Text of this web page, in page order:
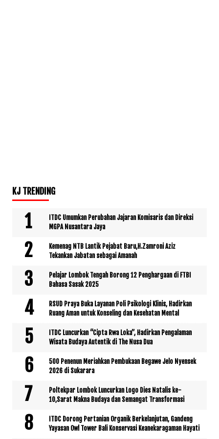
KJ TRENDING
ITDC Umumkan Perubahan Jajaran Komisaris dan Direksi
MGPA Nusantara Jaya
Kemenag NTB Lantik Pejabat Baru,H.Zamroni Aziz
Tekankan Jabatan sebagai Amanah
Pelajar Lombok Tengah Borong 12 Penghargaan di FTBI
Bahasa Sasak 2025
RSUD Praya Buka Layanan Poli Psikologi Klinis, Hadirkan
Ruang Aman untuk Konseling dan Kesehatan Mental
ITDC Luncurkan “Cipta Rwa Loka”, Hadirkan Pengalaman
Wisata Budaya Autentik di The Nusa Dua
500 Penenun Meriahkan Pembukaan Begawe Jelo Nyensek
2026 di Sukarara
Poltekpar Lombok Luncurkan Logo Dies Natalis ke-
10,Sarat Makna Budaya dan Semangat Transformasi
ITDC Dorong Pertanian Organik Berkelanjutan, Gandeng
Yayasan Owl Tower Bali Konservasi Keanekaragaman Hayati